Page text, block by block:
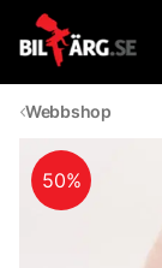
Webbshop
50%